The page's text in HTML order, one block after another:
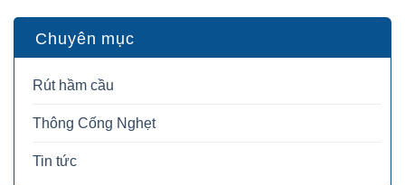
Chuyên mục
Rút hầm cầu
Thông Cống Nghẹt
Tin tức